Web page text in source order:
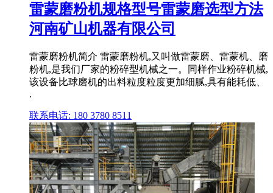
雷蒙磨粉机规格型号雷蒙磨选型方法
河南矿山机器有限公司
雷蒙磨粉机简介 雷蒙磨粉机,又叫做雷蒙磨、雷蒙机、磨
粉机,是我们厂家的粉碎型机械之一。同样作业粉碎机械,
该设备比球磨机的出料粒度粒度更加细腻,具有能耗低、
.
联系电话: 180 3780 8511